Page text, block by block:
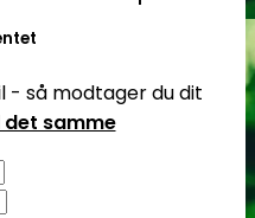
- så modtager du dit
samme